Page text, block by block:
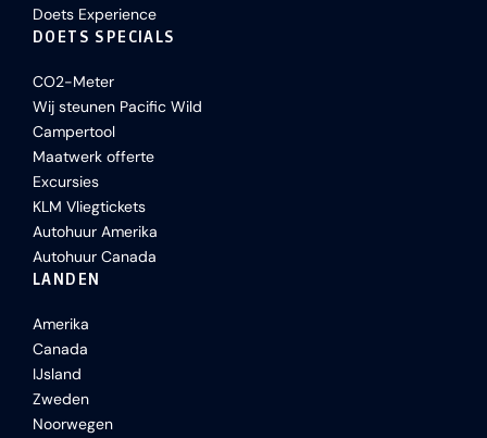
Doets Experience
DOETS SPECIALS
CO2-Meter
Wij steunen Pacific Wild
Campertool
Maatwerk offerte
Excursies
KLM Vliegtickets
Autohuur Amerika
Autohuur Canada
LANDEN
Amerika
Canada
IJsland
Zweden
Noorwegen